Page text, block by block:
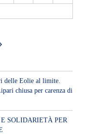
delle Eolie al limite.
chiusa per carenza di
SOLIDARIETÀ PER